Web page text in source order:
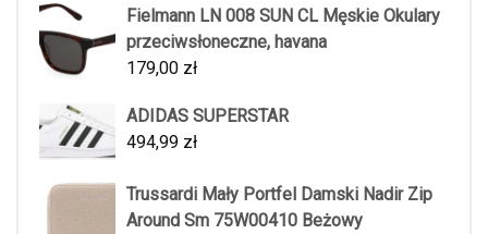
Fielmann LN 008 SUN CL Męskie Okulary
przeciwsłoneczne, havana
179,00 zł
ADIDAS SUPERSTAR
494,99 zł
Trussardi Mały Portfel Damski Nadir Zip
Around Sm 75W00410 Beżowy